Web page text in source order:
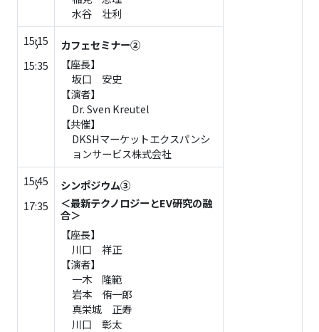
水谷 壮利
15:15
～
15:35
カフェセミナー②
【座長】
坂口 安史
【演者】
Dr. Sven Kreutel
【共催】
DKSHマーケットエクスパンシ
ョンサービス株式会社
15:45
～
17:35
シンポジウム③
＜最新テクノロジーとEV研究の融
合＞
【座長】
川口 祥正
【演者】
一木 隆範
岩本 侑一郎
真栄城 正寿
川口 彰太